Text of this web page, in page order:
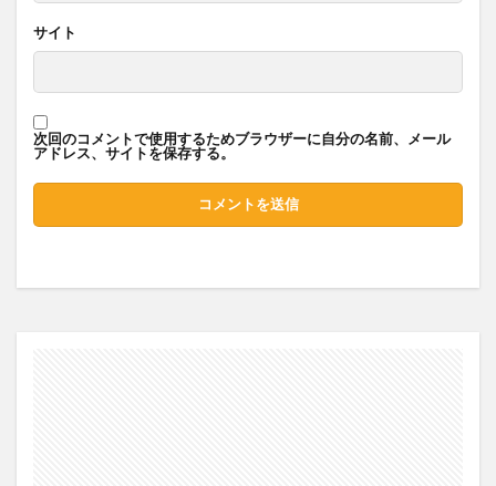
サイト
次回のコメントで使用するためブラウザーに自分の名前、メール
アドレス、サイトを保存する。